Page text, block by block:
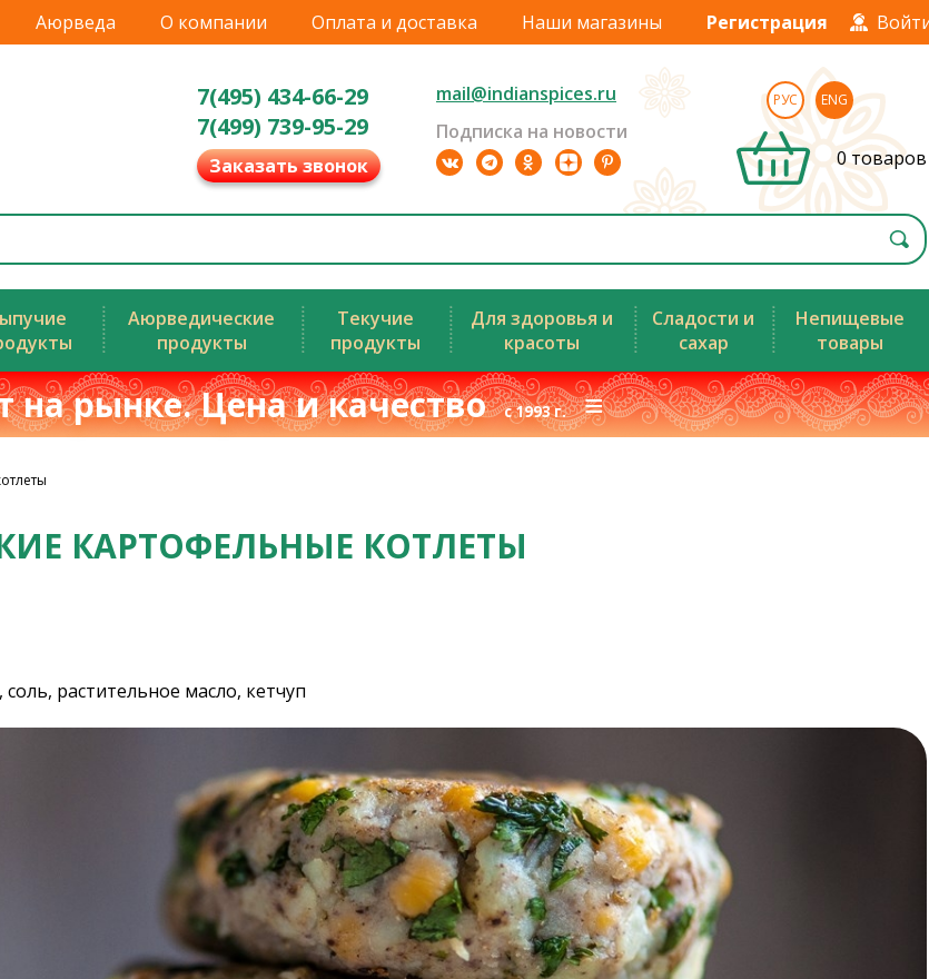
Аюрведа О компании Оплата и доставка Наши магазины Регистрация
7(495) 434-66-29
7(499) 739-95-29
Заказать звонок
mail@indianspices.ru
Подписка на новости
РУС ENG
0 товаров
Аюрведические
продукты
Текучие
продукты
Для здоровья и
красоты
Сладости и
сахар
Непищевые
товары
на рынке. Цена и качествос 1993 г.≡
КАРТОФЕЛЬНЫЕ КОТЛЕТЫ
, соль, растительное масло, кетчуп